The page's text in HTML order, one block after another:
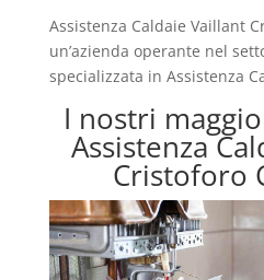
Assistenza Caldaie Vaillant
un’azienda operante nel
specializzata in Assistenza
I nostri
Assistenza
Cristoforo